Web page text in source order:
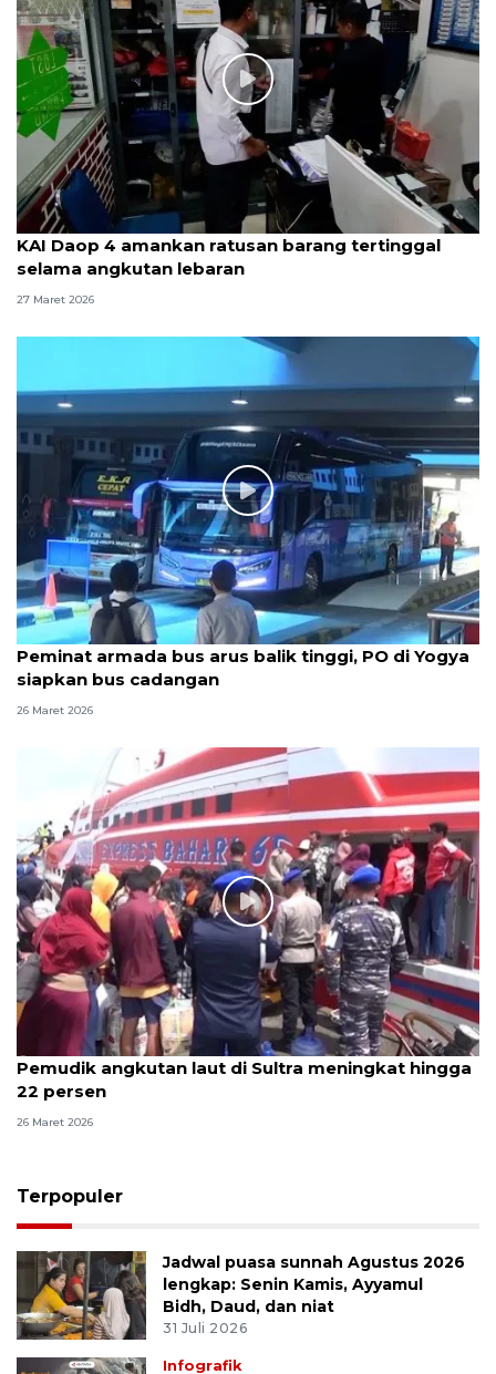
KAI Daop 4 amankan ratusan barang tertinggal
selama angkutan lebaran
27 Maret 2026
Peminat armada bus arus balik tinggi, PO di Yogya
siapkan bus cadangan
26 Maret 2026
Pemudik angkutan laut di Sultra meningkat hingga
22 persen
26 Maret 2026
Terpopuler
Jadwal puasa sunnah Agustus 2026
lengkap: Senin Kamis, Ayyamul
Bidh, Daud, dan niat
31 Juli 2026
Infografik